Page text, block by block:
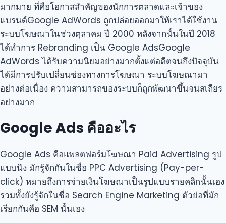
มากมาย ที่คือโอกาสสำคัญของนักการตลาดและเจ้าของ
แบรนด์Google AdWords ถูกปล่อยออกมาให้เราได้ใช้งาน
ระบบโฆษณาในช่วงตุลาคม ปี 2000 หลังจากนั้นในปี 2018
ได้ทำการ Rebranding เป็น Google AdsGoogle
AdWords ได้รับความนิยมอย่างมากตั้งแต่อดีตจนถึงปัจจุบัน
ได้มีการปรับเปลี่ยนช่องทางการโฆษณา ระบบโฆษณามา
อย่างต่อเนื่อง ความสามารถของระบบก็ถูกพัฒนาขึ้นจนสเถียร
อย่างมาก
Google Ads คืออะไร
Google Ads คือแพลตฟอร์มโฆษณา Paid Advertising รูป
แบบนึง มักรู้จักกันในชื่อ PPC Advertising (Pay-per-
click) หมายถึงการจ่ายเงินโฆษณาเป็นรูปแบบรายคลิกนั้นเอง
รวมทั้งยังรู้จักในชื่อ Search Engine Marketing ตัวย่อที่มัก
เรียกกันคือ SEM นั้นเอง